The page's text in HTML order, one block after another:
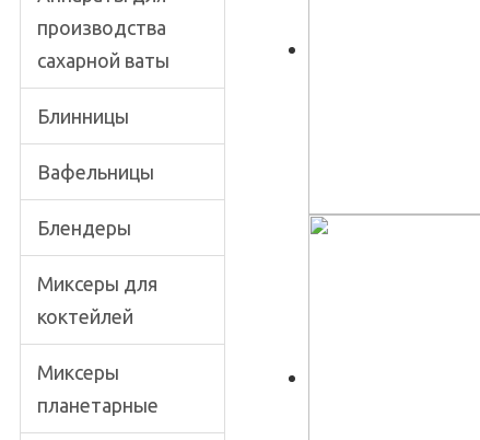
производства
сахарной ваты
Блинницы
Вафельницы
Блендеры
Миксеры для
коктейлей
Миксеры
планетарные